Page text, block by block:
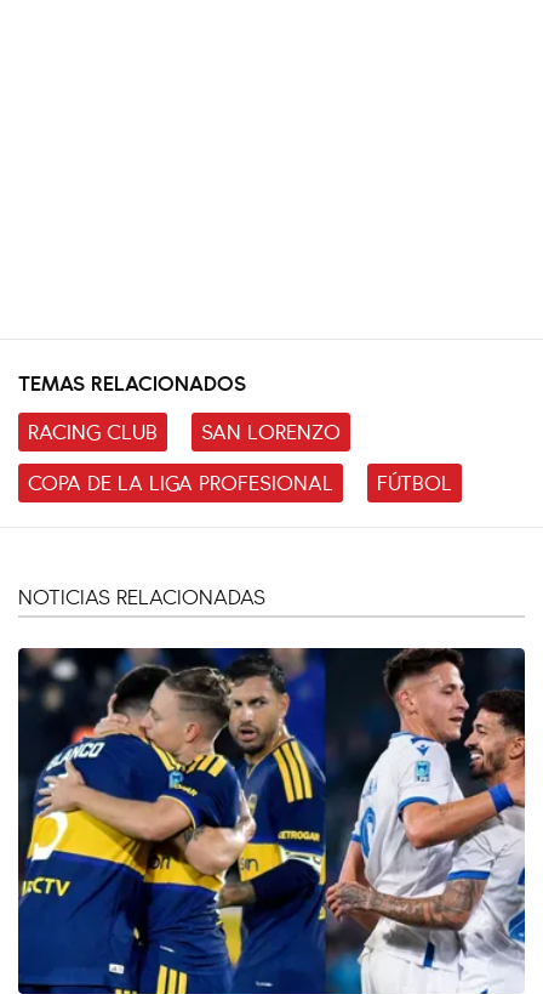
TEMAS RELACIONADOS
RACING CLUB
SAN LORENZO
COPA DE LA LIGA PROFESIONAL
FÚTBOL
NOTICIAS RELACIONADAS